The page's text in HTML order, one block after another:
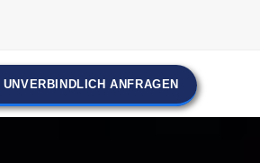
UNVERBINDLICH ANFRAGEN